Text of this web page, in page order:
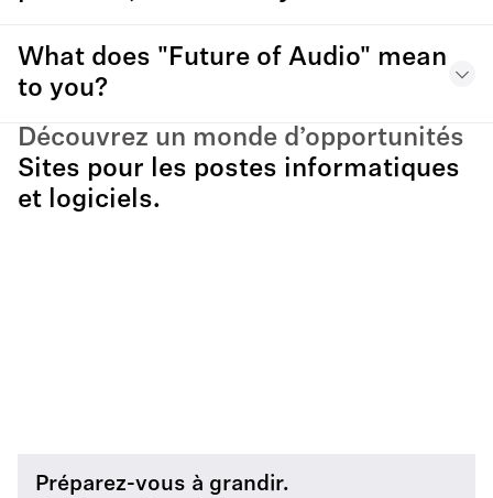
What does "Future of Audio" mean
to you?
Découvrez un monde d’opportunités
Sites pour les postes informatiques
et logiciels.
Préparez-vous à grandir.